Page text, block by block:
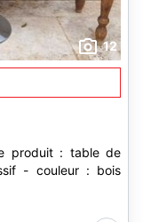
12
produit : table de
- couleur : bois